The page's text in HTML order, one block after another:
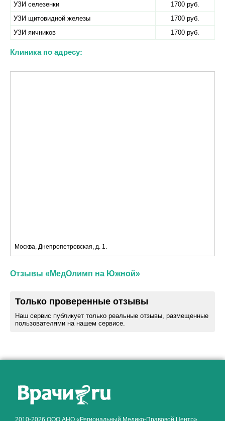
УЗИ селезенки
1700 руб.
УЗИ щитовидной железы
1700 руб.
УЗИ яичников
1700 руб.
Клиника по адресу:
Москва, Днепропетровская, д. 1.
Отзывы «МедОлимп на Южной»
Только проверенные отзывы
Наш сервис публикует только реальные отзывы, размещенные
пользователями на нашем сервисе.
2010-2026 ООО АНО «Региональный Медико-Правовой Центр»,